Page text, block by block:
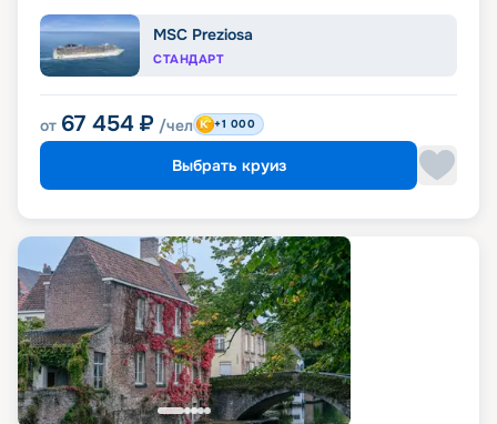
MSC Preziosa
СТАНДАРТ
от 67 454 ₽ /чел +1 000
Выбрать круиз